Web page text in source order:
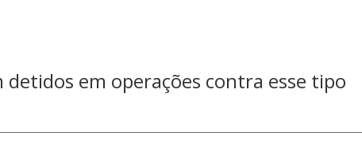
em operações contra esse tipo